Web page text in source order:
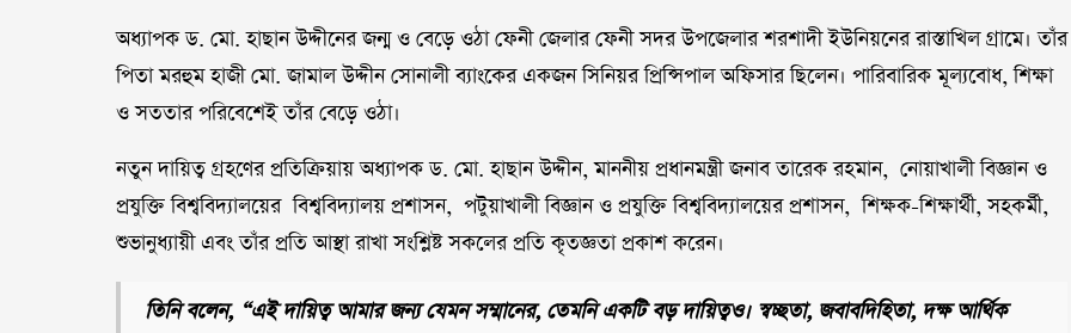
অধ্যাপক ড. মো. হাছান উদ্দীনের জন্ম ও বেড়ে ওঠা ফেনী জেলার ফেনী সদর উপজেলার শরশাদী ইউনিয়নের রাস্তাখিল গ্রামে। তাঁর
পিতা মরহুম হাজী মো. জামাল উদ্দীন সোনালী ব্যাংকের একজন সিনিয়র প্রিন্সিপাল অফিসার ছিলেন। পারিবারিক মূল্যবোধ, শিক্ষা
ও সততার পরিবেশেই তাঁর বেড়ে ওঠা।
নতুন দায়িত্ব গ্রহণের প্রতিক্রিয়ায় অধ্যাপক ড. মো. হাছান উদ্দীন, মাননীয় প্রধানমন্ত্রী জনাব তারেক রহমান, নোয়াখালী বিজ্ঞান ও
প্রযুক্তি বিশ্ববিদ্যালয়ের বিশ্ববিদ্যালয় প্রশাসন, পটুয়াখালী বিজ্ঞান ও প্রযুক্তি বিশ্ববিদ্যালয়ের প্রশাসন, শিক্ষক-শিক্ষার্থী, সহকর্মী,
শুভানুধ্যায়ী এবং তাঁর প্রতি আস্থা রাখা সংশ্লিষ্ট সকলের প্রতি কৃতজ্ঞতা প্রকাশ করেন।
তিনি বলেন, “এই দায়িত্ব আমার জন্য যেমন সম্মানের, তেমনি একটি বড় দায়িত্বও। স্বচ্ছতা, জবাবদিহিতা, দক্ষ আর্থিক